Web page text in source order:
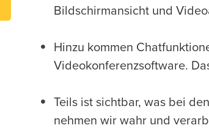
Bildschirmansicht und
Hinzu kommen
Videokonferenzsoftware.
Teils ist sichtbar, was bei
nehmen wir wahr und